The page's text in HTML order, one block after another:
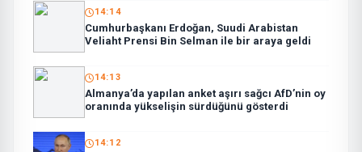
14:14
Cumhurbaşkanı Erdoğan, Suudi Arabistan
Veliaht Prensi Bin Selman ile bir araya geldi
14:13
Almanya’da yapılan anket aşırı sağcı AfD’nin oy
oranında yükselişin sürdüğünü gösterdi
14:12